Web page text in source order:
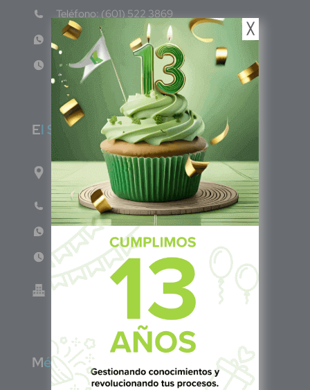
Teléfono: (601) 522 3869
WhatsApp: +57 317 4651554
Lun - Vie 8:00am - 5:00pm
El Salvador
1ro Cll Pte, y 61 Av Nte, #3206, Local 9, San
Salvador Centro
Teléfono: +503 6986 1402
WhatsApp: +503 7687 3923
Lun - Vie 8:00am - 5:00pm
Green Know S.A de C.V - El Salvador 0614-
México
╳